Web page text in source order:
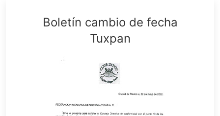
Boletín cambio de fecha
Tuxpan